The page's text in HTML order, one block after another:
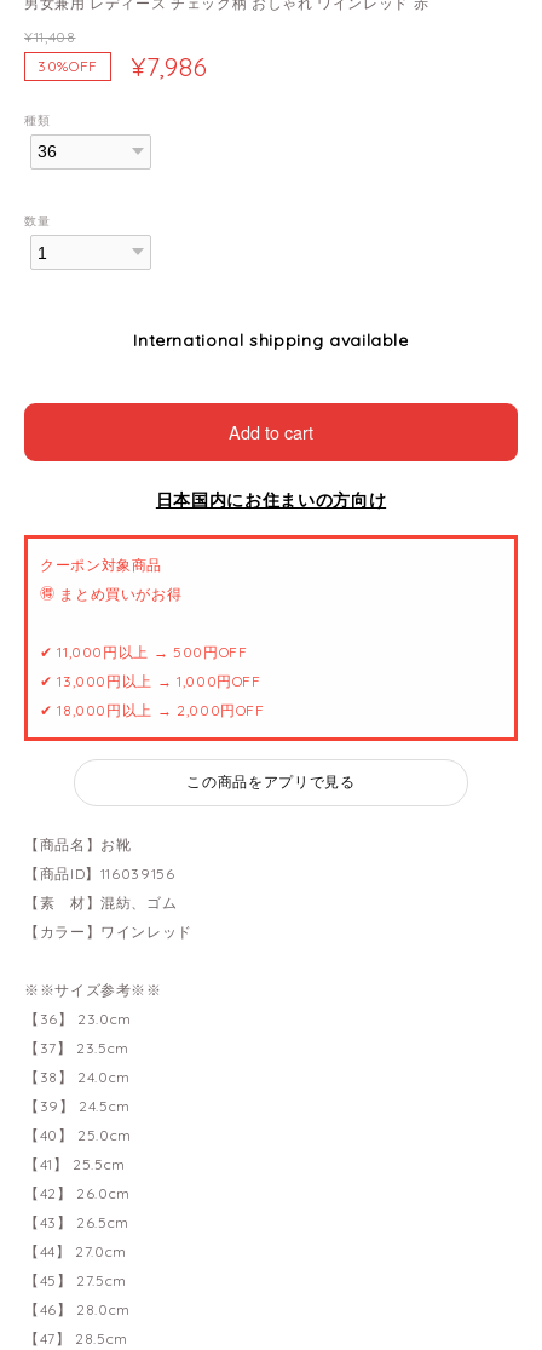
¥11,408
30%OFF
¥7,986
種類
数量
International shipping available
Add to cart
日本国内にお住まいの方向け
クーポン対象商品
🉐 まとめ買いがお得
✔ 11,000円以上 → 500円OFF
✔ 13,000円以上 → 1,000円OFF
✔ 18,000円以上 → 2,000円OFF
この商品をアプリで見る
【商品名】お靴
【商品ID】116039156
【素 材】混紡、ゴム
【カラー】ワインレッド
※※サイズ参考※※
【36】 23.0cm
【37】 23.5cm
【38】 24.0cm
【39】 24.5cm
【40】 25.0cm
【41】 25.5cm
【42】 26.0cm
【43】 26.5cm
【44】 27.0cm
【45】 27.5cm
【46】 28.0cm
【47】 28.5cm